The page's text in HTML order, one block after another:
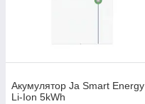
Акумулятор Ja Smart Energy
Li-Ion 5kWh